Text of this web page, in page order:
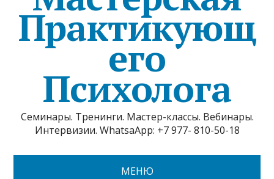
Практикующ
его
Психолога
Семинары. Тренинги. Мастер-классы. Вебинары.
Интервизии. WhatsaApp: +7 977- 810-50-18
МЕНЮ